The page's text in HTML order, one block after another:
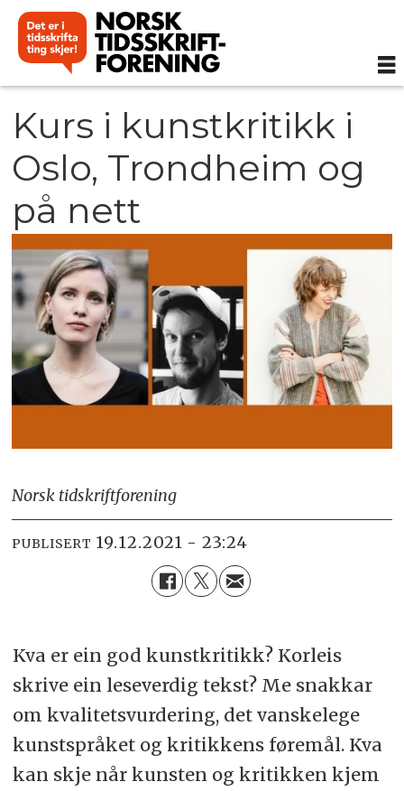
Kurs i kunstkritikk i
Oslo, Trondheim og
på nett
Norsk tidskriftforening
PUBLISERT 19.12.2021 - 23:24
Kva er ein god kunstkritikk? Korleis
skrive ein leseverdig tekst? Me snakkar
om kvalitetsvurdering, det vanskelege
kunstspråket og kritikkens føremål. Kva
kan skje når kunsten og kritikken kjem